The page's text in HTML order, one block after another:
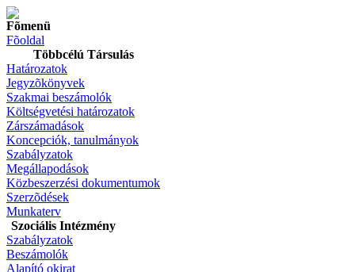
Fõmenü
Fõoldal
Többcélú Társulás
Határozatok
Jegyzõkönyvek
Szakmai beszámolók
Költségvetési határozatok
Zárszámadások
Koncepciók, tanulmányok
Szabályzatok
Megállapodások
Közbeszerzési dokumentumok
Szerzõdések
Munkaterv
Szociális Intézmény
Szabályzatok
Beszámolók
Alapító okirat